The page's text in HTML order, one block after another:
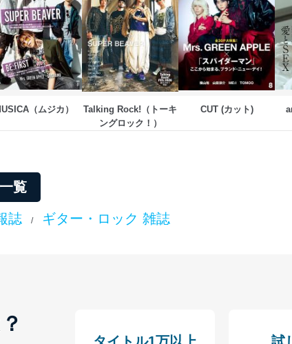
の個人情報保護マネジメントシステムに関するご相談及び苦情
せていただきます。
サービス 個人情報問い合わせ係
一郎
いて
一郎
営管理グループディレクター 前田 嘉也
（ムジカ）
Talking Rock!（トーキ
ングロック！）
CUT (カット)
覧
誌 / ギター・ロック 雑誌